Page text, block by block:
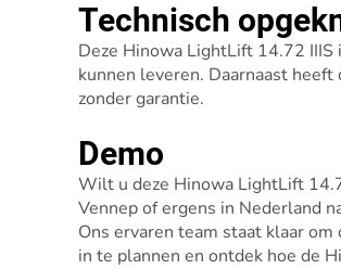
Technisch
Deze Hinowa LightLift 14.72
kunnen leveren. Daarnaast
zonder garantie.
Demo
Wilt u deze Hinowa LightLift
Vennep of ergens in Nederland
Ons ervaren team staat klaar
in te plannen en ontdek hoe de